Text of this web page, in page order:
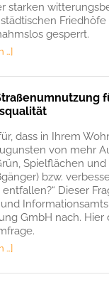
starken
gesperrt.
…]
dass in Ihrem
von mehr
Spielflächen
bzw.
Dieser
GmbH nach. Hier
…]